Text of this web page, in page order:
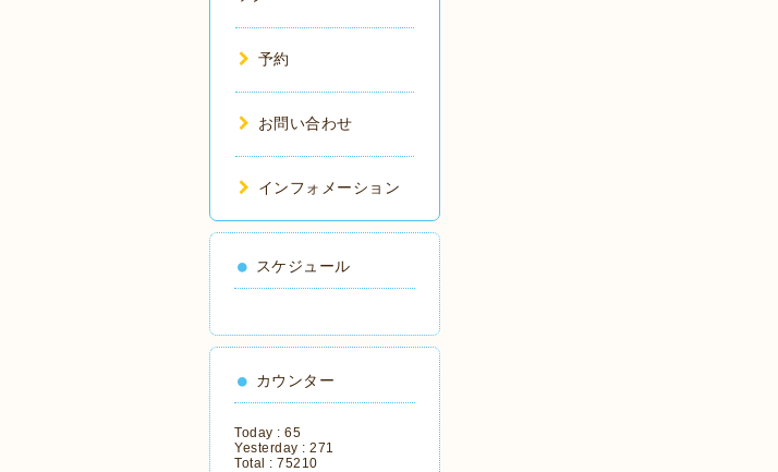
予約
お問い合わせ
インフォメーション
スケジュール
カウンター
Today : 65
Yesterday : 271
Total : 75210